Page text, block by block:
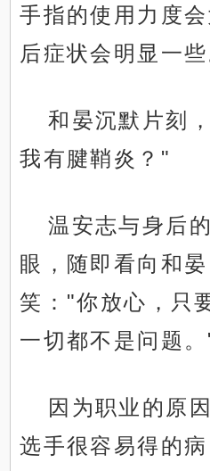
手指的使用力度
后症状会明显一些
和晏沉默片刻
我有腱鞘炎？"
温安志与身后
眼，随即看向和
笑："你放心，只
一切都不是问题
因为职业的原
选手很容易得的